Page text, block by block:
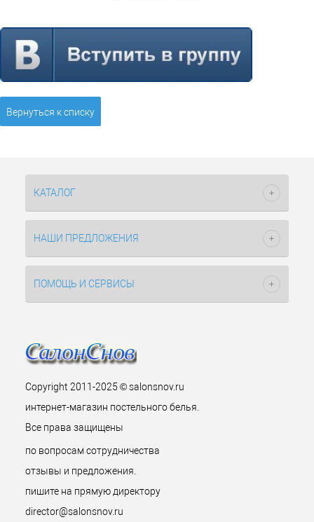
Вернуться к списку
КАТАЛОГ
НАШИ ПРЕДЛОЖЕНИЯ
ПОМОЩЬ И СЕРВИСЫ
Copyright 2011-2025 © salonsnov.ru
интернет-магазин постельного белья.
Все права защищены
по вопросам сотрудничества
отзывы и предложения.
пишите на прямую директору
director@salonsnov.ru